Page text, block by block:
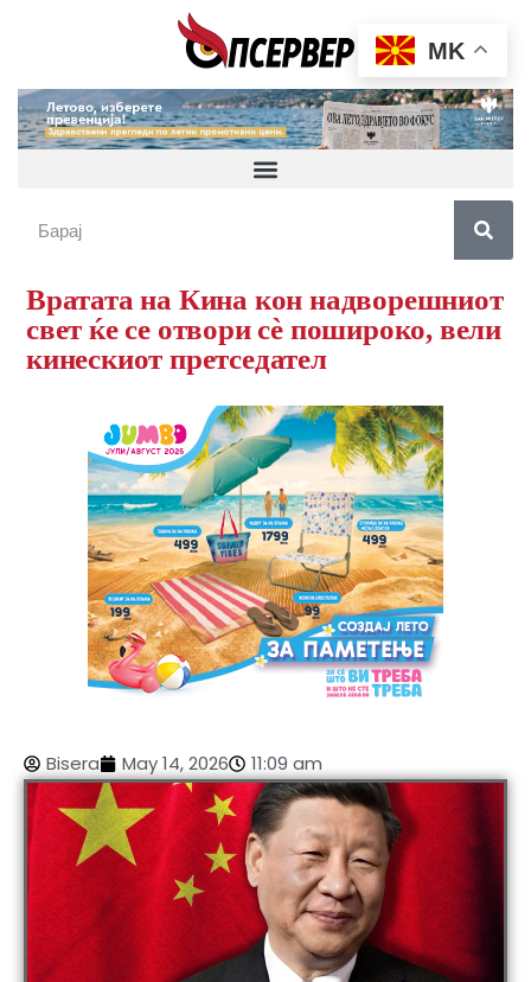
Вратата на Кина кон надворешниот
свет ќе се отвори сè пошироко, вели
кинескиот претседател
Bisera May 14, 2026 11:09 am
MK